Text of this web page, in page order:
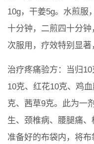
10g，干姜5g。水煎服
十分钟，二煎四十分
次服用，疗效特别显著
治疗疼痛验方：当归
10克、红花10克、鸡
克、茜草9克。此为一
生、颈椎病、腰腿痛
准备好的布袋内，将布